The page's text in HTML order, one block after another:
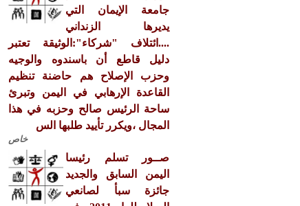
جامعة الإيمان التي
يديرها الزنداني
....ائتلاف "شركاء":الوثيقة تعتبر
دليل قاطع أن باسندوه والوجيه
وحزب الإصلاح هم حاضنة تنظيم
القاعدة الإرهابي في اليمن وتبرئ
ساحة الرئيس صالح وحزبه في هذا
المجال ،ويكرر تأييد طلبها الس
خاص
صــور تسلم رئيسا
اليمن السابق والجديد
جائزة سبأ لصانعي